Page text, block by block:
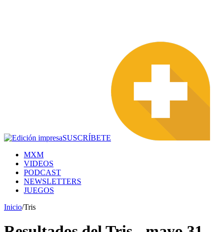
SUSCRÍBETE
MXM
VIDEOS
PODCAST
NEWSLETTERS
JUEGOS
Inicio/Tris